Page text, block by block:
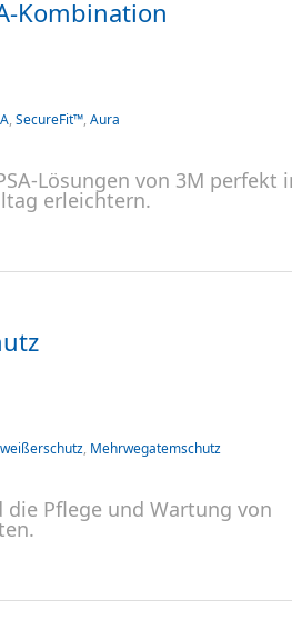
Kombination
, SecureFit™, Aura
Lösungen von 3M perfekt
erleichtern.
, Mehrwegatemschutz
die Pflege und Wartung von